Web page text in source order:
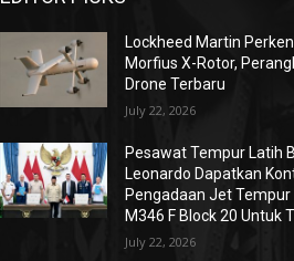
Lockheed Martin
Morfius X-Rotor,
Drone Terbaru
July 22, 2026
Pesawat Tempur Latih
Leonardo Dapatkan
Pengadaan Jet Tempur
M346 F Block 20 Untuk
July 22, 2026